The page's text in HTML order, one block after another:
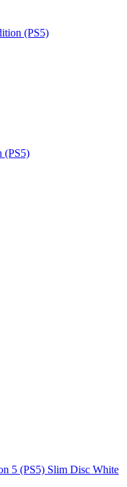
(PS5)
(PS5)
5 (PS5) Slim Disc White